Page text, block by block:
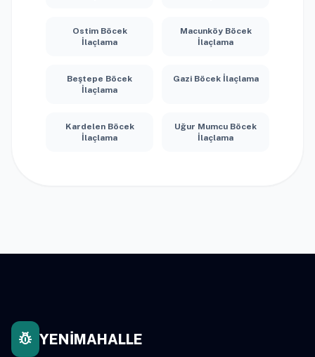
Ostim Böcek
İlaçlama
Macunköy Böcek
İlaçlama
Beştepe Böcek
İlaçlama
Gazi Böcek İlaçlama
Kardelen Böcek
İlaçlama
Uğur Mumcu Böcek
İlaçlama
pest_control YENİMAHALLE